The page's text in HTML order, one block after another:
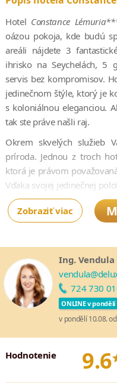
Hotel Constance
oázou pokoja, kde budú
areáli nájdete 3
ihrisko na Seychelách, 5
servis bez kompromisov.
jedinečnom štýle, ktorý je
s koloniálnou eleganciou.
tak ste práve našli raj.
Okrem skvelých služieb
príroda. Jednou z troch
ktorá je právom
Vďaka svojej jedinečnej
je Lemuria jedným z mála
krásne západy slnka.
golfové ihrisko. Vďaka
rezortu sa Vám môže stať,
sledovať hniezdenie
Zobraziť viac
Ing. Vendula
724 730
ONLINE v pondělí
v pondělí 10.08.
Hodnotenie 9.6